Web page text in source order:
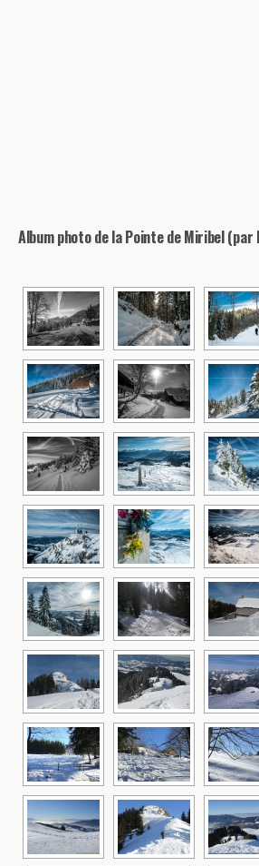
Album photo de la Pointe de Miribel (par